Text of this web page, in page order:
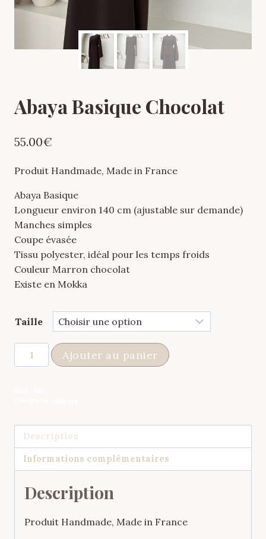
Abaya Basique Chocolat
55.00€
Produit Handmade, Made in France
Abaya Basique
Longueur environ 140 cm (ajustable sur demande)
Manches simples
Coupe évasée
Tissu polyester, idéal pour les temps froids
Couleur Marron chocolat
Existe en Mokka
Taille
quantité
de
Ajouter au panier
Description
Informations complémentaires
Description
Produit Handmade, Made in France